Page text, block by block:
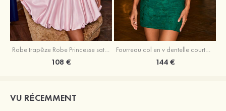
Robe trapèze Robe Princesse satin sans manches courte/mini robe de fête de la rentrée
108 €
Fourreau col en v dentelle courte/mini robe de fête de la rentré avec perles
144 €
VU RÉCEMMENT